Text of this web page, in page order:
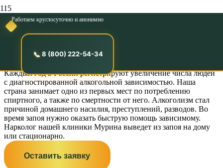
Работаем круглосуточно и анонимно
8 (800) 222-54-34
Круглосуточный вывод
из запоя в Мурине
Каждый год в России регистрируют увеличение числа людей
с диагностированной алкогольной зависимостью. Наша
страна занимает одно из первых мест по потреблению
спиртного, а также по смертности от него. Алкоголизм стал
причиной домашнего насилия, преступлений, разводов. Во
время запоя нужно оказать быструю помощь зависимому.
Нарколог нашей клиники Мурина выведет из запоя на дому
или стационарно.
Оставить заявку